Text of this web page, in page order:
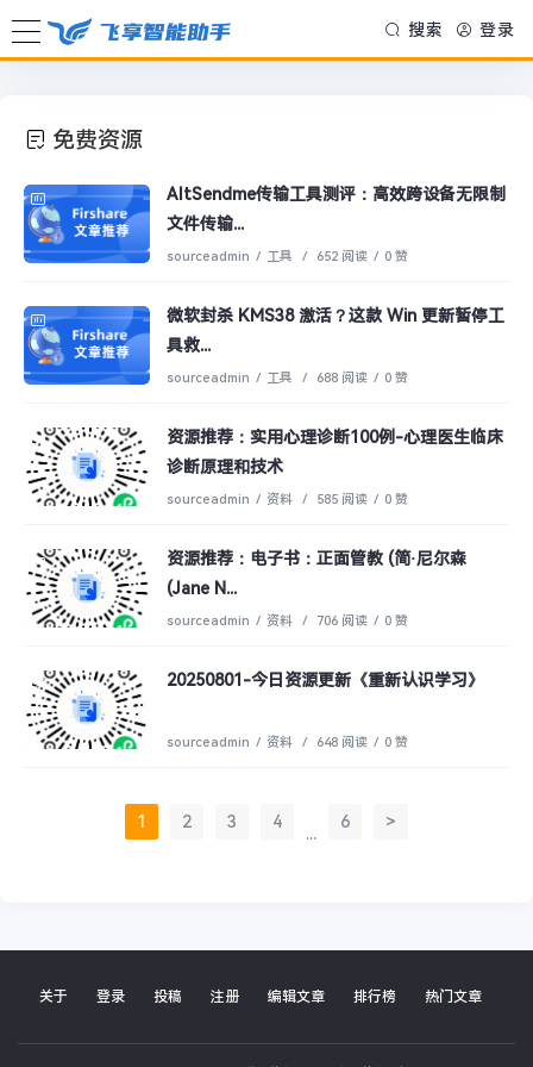
搜索 登录
免费资源
AltSendme传输工具测评：高效跨设备无限制
文件传输...
sourceadmin / 工具 / 652 阅读 / 0 赞
微软封杀 KMS38 激活？这款 Win 更新暂停工
具救...
sourceadmin / 工具 / 688 阅读 / 0 赞
资源推荐：实用心理诊断100例-心理医生临床
诊断原理和技术
sourceadmin / 资料 / 585 阅读 / 0 赞
资源推荐：电子书：正面管教 (简·尼尔森
(Jane N...
sourceadmin / 资料 / 706 阅读 / 0 赞
20250801-今日资源更新《重新认识学习》
sourceadmin / 资料 / 648 阅读 / 0 赞
1 2 3 4
...
6 >
关于 登录 投稿 注册 编辑文章 排行榜 热门文章